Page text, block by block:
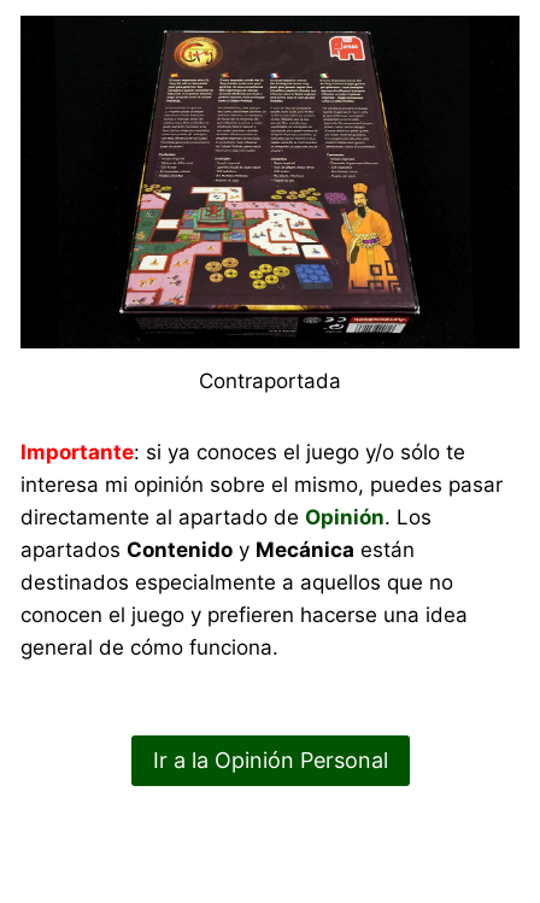
Contraportada
Importante: si ya conoces el juego y/o sólo te
interesa mi opinión sobre el mismo, puedes pasar
directamente al apartado deOpinión. Los
apartadosContenido y Mecánica están
destinados especialmente a aquellos que no
conocen el juego y prefieren hacerse una idea
general de cómo funciona.
Ir a la Opinión Personal